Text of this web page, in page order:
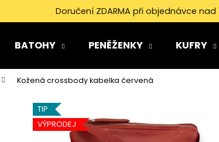
Doručení ZDARMA při objednávce nad
BATOHY PENĚŽENKY KUFRY
Kožená crossbody kabelka červená
TIP
VÝPRODEJ
Co potřebujete najít?